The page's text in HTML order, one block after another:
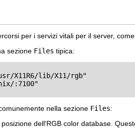
per i servizi vitali per il server,
sezione Files tipica:
X11R6/lib/X11/rgb"
:7100"
nella sezione Files:
dell'RGB color database.